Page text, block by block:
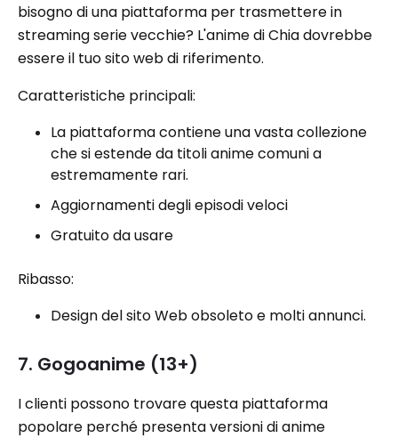
bisogno di una piattaforma per trasmettere in
streaming serie vecchie? L'anime di Chia dovrebbe
essere il tuo sito web di riferimento.
Caratteristiche principali:
La piattaforma contiene una vasta collezione
che si estende da titoli anime comuni a
estremamente rari.
Aggiornamenti degli episodi veloci
Gratuito da usare
Ribasso:
Design del sito Web obsoleto e molti annunci.
7. Gogoanime (13+)
I clienti possono trovare questa piattaforma
popolare perché presenta versioni di anime